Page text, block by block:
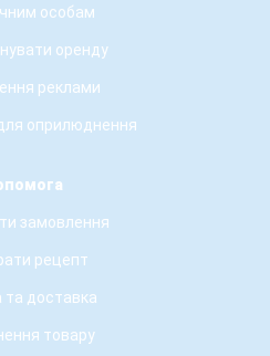
особам
оренду
реклами
оприлюднення
замовлення
рецепт
та доставка
товару